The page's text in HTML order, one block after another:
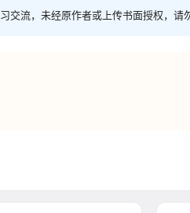
交流，未经原作者或上传书面授权，请